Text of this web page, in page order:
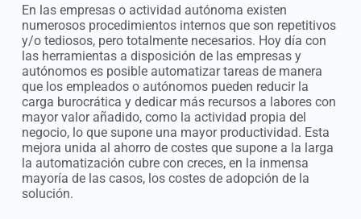
En las empresas o actividad autónoma existen
numerosos procedimientos internos que son repetitivos
y/o tediosos, pero totalmente necesarios. Hoy día con
las herramientas a disposición de las empresas y
autónomos es posible automatizar tareas de manera
que los empleados o autónomos pueden reducir la
carga burocrática y dedicar más recursos a labores con
mayor valor añadido, como la actividad propia del
negocio, lo que supone una mayor productividad. Esta
mejora unida al ahorro de costes que supone a la larga
la automatización cubre con creces, en la inmensa
mayoría de las casos, los costes de adopción de la
solución.